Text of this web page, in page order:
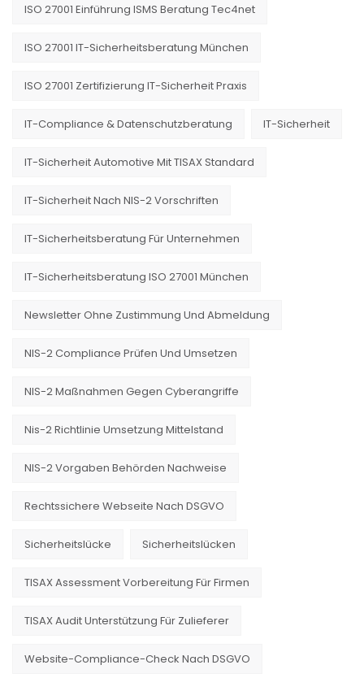
ISO 27001 Einführung ISMS Beratung Tec4net
ISO 27001 IT-Sicherheitsberatung München
ISO 27001 Zertifizierung IT-Sicherheit Praxis
IT-Compliance & Datenschutzberatung IT-Sicherheit
IT-Sicherheit Automotive Mit TISAX Standard
IT-Sicherheit Nach NIS-2 Vorschriften
IT-Sicherheitsberatung Für Unternehmen
IT-Sicherheitsberatung ISO 27001 München
Newsletter Ohne Zustimmung Und Abmeldung
NIS-2 Compliance Prüfen Und Umsetzen
NIS-2 Maßnahmen Gegen Cyberangriffe
Nis-2 Richtlinie Umsetzung Mittelstand
NIS-2 Vorgaben Behörden Nachweise
Rechtssichere Webseite Nach DSGVO
Sicherheitslücke Sicherheitslücken
TISAX Assessment Vorbereitung Für Firmen
TISAX Audit Unterstützung Für Zulieferer
Website-Compliance-Check Nach DSGVO